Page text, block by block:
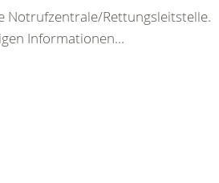
Notrufzentrale/Rettungsleitstelle.
Informationen...